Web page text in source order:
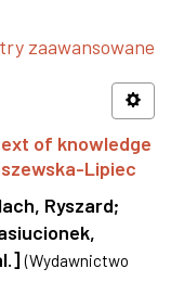
zaawansowane
of knowledge
Lipiec
Ryszard;
(Wydawnictwo